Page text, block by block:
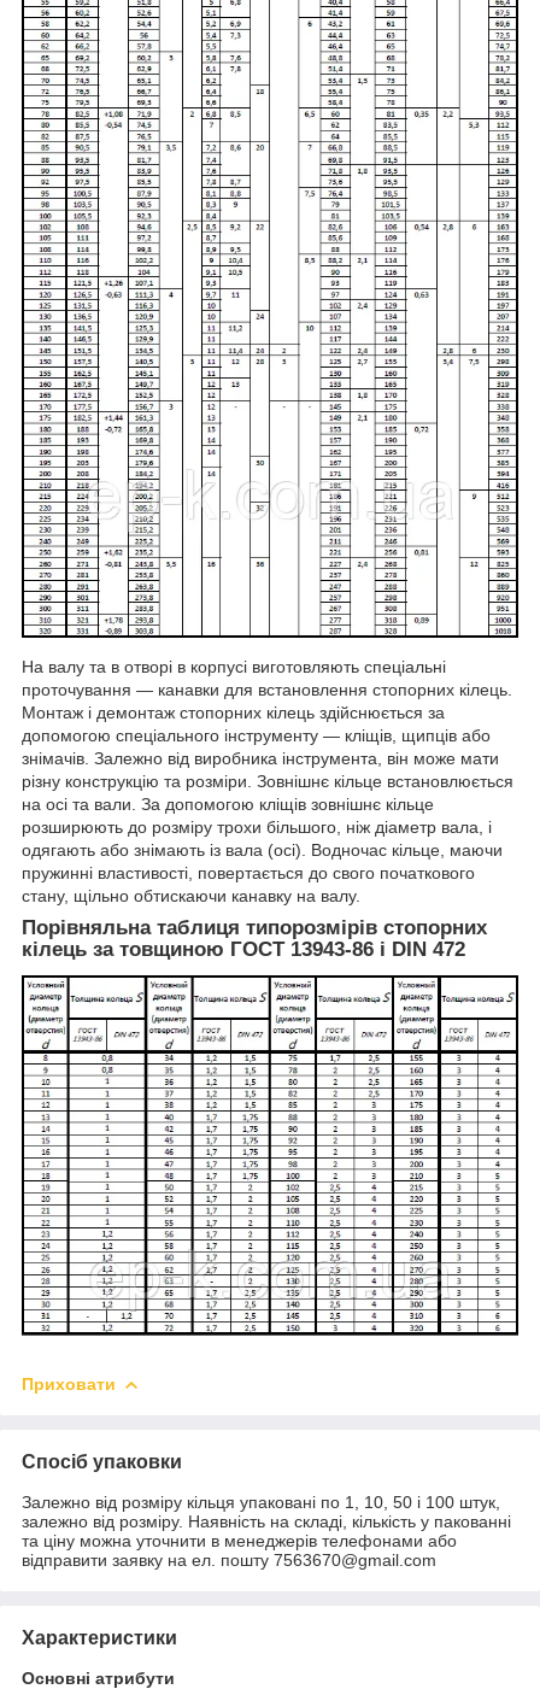
На валу та в отворі в корпусі виготовляють спеціальні
проточування — канавки для встановлення стопорних кілець.
Монтаж і демонтаж стопорних кілець здійснюється за
допомогою спеціального інструменту — кліщів, щипців або
знімачів. Залежно від виробника інструмента, він може мати
різну конструкцію та розміри. Зовнішнє кільце встановлюється
на осі та вали. За допомогою кліщів зовнішнє кільце
розширюють до розміру трохи більшого, ніж діаметр вала, і
одягають або знімають із вала (осі). Водночас кільце, маючи
пружинні властивості, повертається до свого початкового
стану, щільно обтискаючи канавку на валу.
Порівняльна таблиця типорозмірів стопорних
кілець за товщиною ГОСТ 13943-86 і DIN 472
Приховати
Спосіб упаковки
Залежно від розміру кільця упаковані по 1, 10, 50 і 100 штук,
залежно від розміру. Наявність на складі, кількість у пакованні
та ціну можна уточнити в менеджерів телефонами або
відправити заявку на ел. пошту 7563670@gmail.com
Характеристики
Основні атрибути